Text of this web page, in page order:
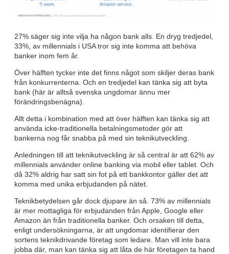
27% säger sig inte vilja ha någon bank alls. En dryg tredjedel,
33%, av millennials i USA tror sig inte komma att behöva
banker inom fem år.
Över hälften tycker inte det finns något som skiljer deras bank
från konkurrenterna. Och en tredjedel kan tänka sig att byta
bank (här är alltså svenska ungdomar ännu mer
förändringsbenägna).
Allt detta i kombination med att över hälften kan tänka sig att
använda icke-traditionella betalningsmetoder gör att
bankerna nog får snabba på med sin teknikutveckling.
Anledningen till att teknikutveckling är så central är att 62% av
millennials använder online banking via mobil eller tablet. Och
då 32% aldrig har satt sin fot på ett bankkontor gäller det att
komma med unika erbjudanden på nätet.
Teknikbetydelsen går dock djupare än så. 73% av millennials
är mer mottagliga för erbjudanden från Apple, Google eller
Amazon än från traditionella banker. Och orsaken till detta,
enligt undersökningarna, är att ungdomar identifierar den
sortens teknikdrivande företag som ledare. Man vill inte bara
jobba där, man kan tänka sig att låta de här företagen ta hand